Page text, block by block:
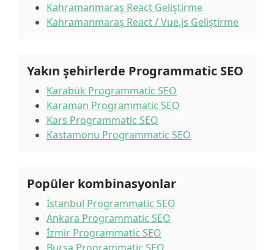
Kahramanmaraş React Geliştirme
Kahramanmaraş React / Vue.js Geliştirme
Yakın şehirlerde Programmatic SEO
Karabük Programmatic SEO
Karaman Programmatic SEO
Kars Programmatic SEO
Kastamonu Programmatic SEO
Popüler kombinasyonlar
İstanbul Programmatic SEO
Ankara Programmatic SEO
İzmir Programmatic SEO